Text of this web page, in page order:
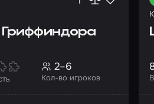
Гриффиндора
Кол-во игроков
2–6